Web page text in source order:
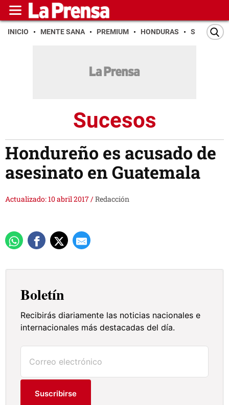
INICIO MENTE SANA PREMIUM HONDURAS SAN PEDRO
Sucesos
Hondureño es acusado de
asesinato en Guatemala
Actualizado: 10 abril 2017/Redacción
Boletín
Recibirás diariamente las noticias nacionales e
internacionales más destacadas del día.
Suscribirse